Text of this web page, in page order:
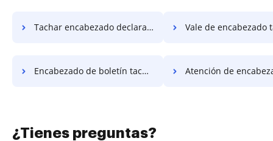
Tachar encabezado declaración de trabajo Vale de encabezado
Encabezado de boletín tachado Atención de encabezado
¿Tienes preguntas?